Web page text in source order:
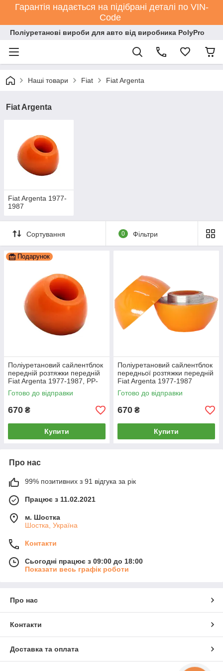
Гарантія надається на підібрані деталі по VIN-
Code
Поліуретанові вироби для авто від виробника PolyPro
Наші товари Fiat Fiat Argenta
Fiat Argenta
Fiat Argenta 1977-
1987
Сортування 0 Фільтри
Подарунок
Поліуретановий сайлентблок
передній розтяжки передній
Fiat Argenta 1977-1987, PP-
1046
Готово до відправки
670 ₴
Купити
Поліуретановий сайлентблок
передньої розтяжки передній
Fiat Argenta 1977-1987
комплект
Готово до відправки
670 ₴
Купити
Про нас
99% позитивних з 91 відгука за рік
Працює з 11.02.2021
м. Шостка
Шостка, Україна
Контакти
Сьогодні працює з 09:00 до 18:00
Показати весь графік роботи
Про нас
Контакти
Доставка та оплата